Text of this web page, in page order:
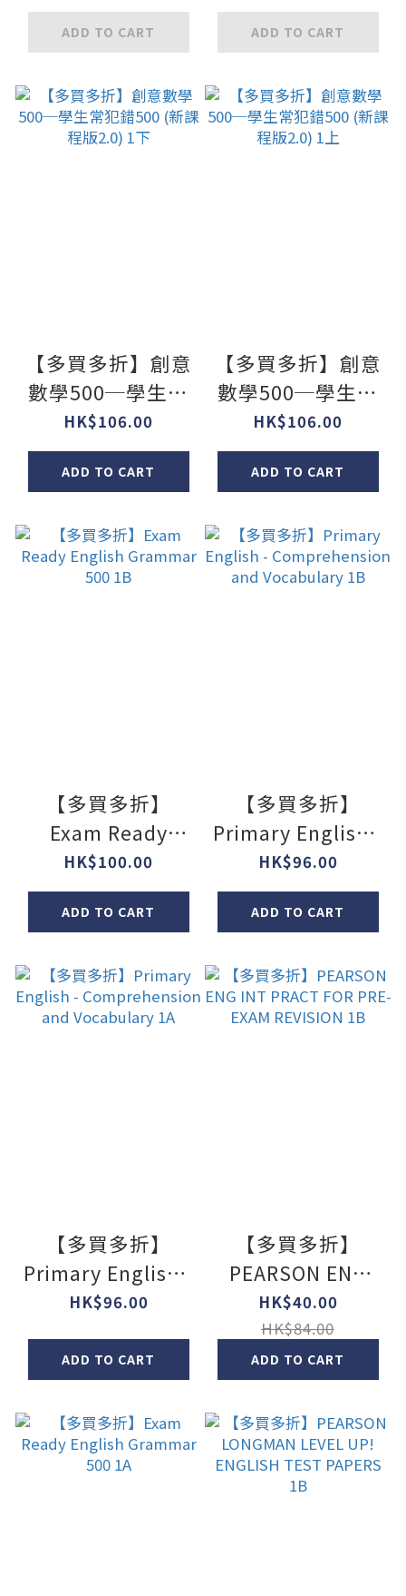
ADD TO CART ADD TO CART
【多買多折】創意
數學500─學生常
犯錯500 (新課程
版2.0) 1下
HK$106.00
ADD TO CART
【多買多折】創意
數學500─學生常
犯錯500 (新課程
版2.0) 1上
HK$106.00
ADD TO CART
【多買多折】
Exam Ready
English Grammar
500 1B
HK$100.00
ADD TO CART
【多買多折】
Primary English -
Comprehension
and Vocabulary
1B
HK$96.00
ADD TO CART
【多買多折】
Primary English -
Comprehension
1A
HK$96.00
ADD TO CART
【多買多折】
PEARSON ENG
INT PRACT FOR
PRE-EXAM
REVISION 1B
HK$40.00
HK$84.00
ADD TO CART